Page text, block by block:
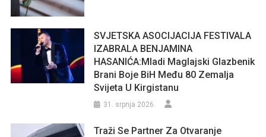
SVJETSKA ASOCIJACIJA FESTIVALA
IZABRALA BENJAMINA
HASANIĆA:Mladi Maglajski Glazbenik
Brani Boje BiH Među 80 Zemalja
Svijeta U Kirgistanu
31. srpnja 2026.
Traži Se Partner Za Otvaranje